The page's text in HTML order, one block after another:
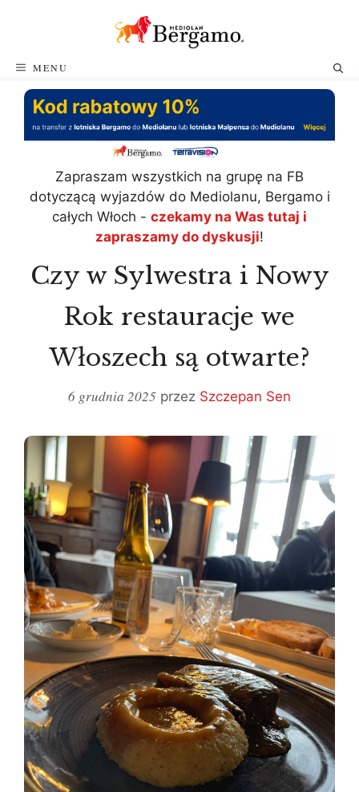
MENU
Zapraszam wszystkich na grupę na FB
dotyczącą wyjazdów do Mediolanu, Bergamo i
całych Włoch - czekamy na Was tutaj i
zapraszamy do dyskusji!
Czy w Sylwestra i Nowy
Rok restauracje we
Włoszech są otwarte?
6 grudnia 2025 przez Szczepan Sen